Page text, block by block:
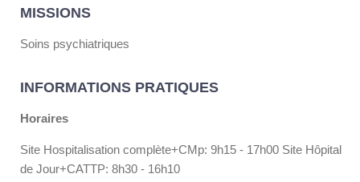
MISSIONS
Soins psychiatriques
INFORMATIONS PRATIQUES
Horaires
Site Hospitalisation complète+CMp: 9h15 - 17h00 Site Hôpital
de Jour+CATTP: 8h30 - 16h10